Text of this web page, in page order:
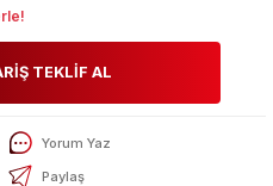
TEKLİF AL
Yorum Yaz
Paylaş